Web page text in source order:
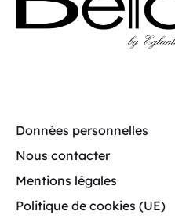
Données personnelles
Nous contacter
Mentions légales
Politique de cookies (UE)